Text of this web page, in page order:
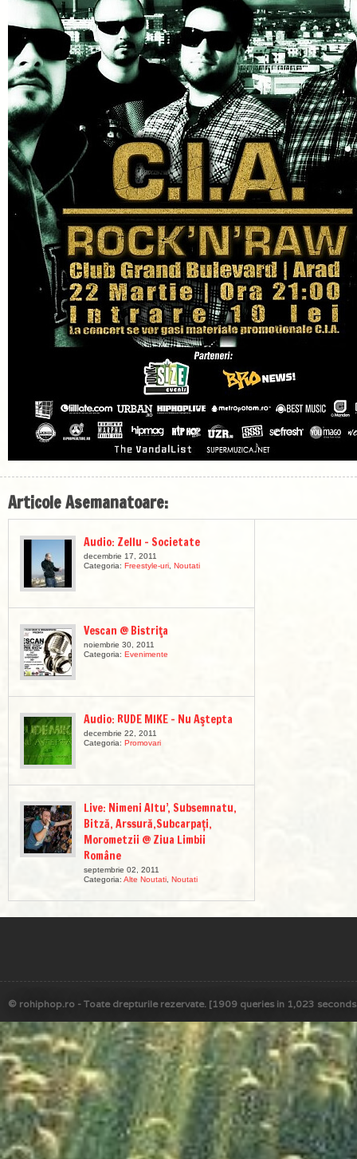
Articole Asemanatoare:
Audio: Zellu – Societate
decembrie 17, 2011
Categoria: Freestyle-uri Noutati
Vescan @ Bistriţa
noiembrie 30, 2011
Categoria: Evenimente
Audio: RUDE MIKE – Nu Aştepta
decembrie 22, 2011
Categoria: Promovari
Live: Nimeni Altu’, Subsemnatu,
Bitză, Arssură,Subcarpați,
Morometzii @ Ziua Limbii
Române
septembrie 02, 2011
Categoria: Alte Noutati Noutati
© rohiphop.ro - Toate drepturile rezervate. [1909 queries in 1,023